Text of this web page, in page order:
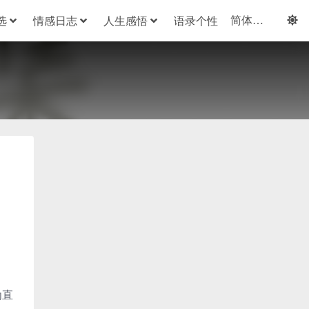
情感日志 人生感悟 语录个性